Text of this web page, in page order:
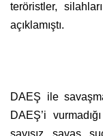
teröristler,
açıklamıştı.
DAEŞ ile
DAEŞ’i